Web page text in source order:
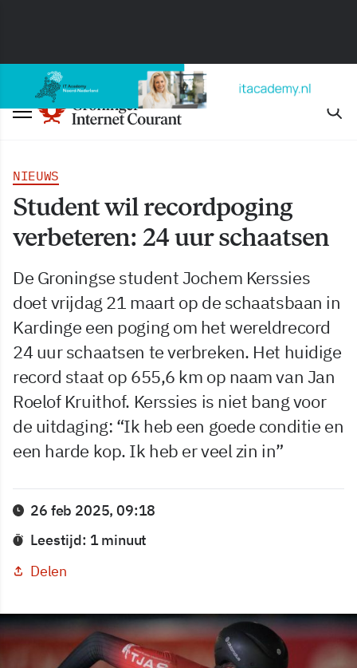
NIEUWS
Student wil recordpoging
verbeteren: 24 uur schaatsen
De Groningse student Jochem Kerssies
doet vrijdag 21 maart op de schaatsbaan in
Kardinge een poging om het wereldrecord
24 uur schaatsen te verbreken. Het huidige
record staat op 655,6 km op naam van Jan
Roelof Kruithof. Kerssies is niet bang voor
de uitdaging: “Ik heb een goede conditie en
een harde kop. Ik heb er veel zin in”
26 feb 2025, 09:18
Leestijd: 1 minuut
Delen